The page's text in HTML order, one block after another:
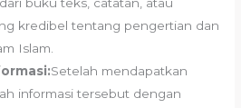
kredibel tentang pengertian dan
Islam.
Setelah mendapatkan
informasi tersebut dengan